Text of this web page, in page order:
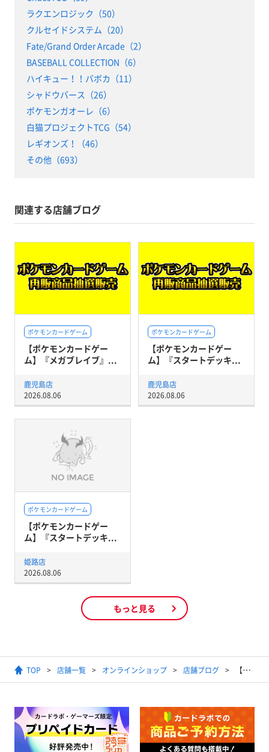
ラクエンロジック（50）
クルセイドシステム（20）
Fate/Grand Order Arcade（2）
BASEBALL COLLECTION（6）
ハイキュー！！バボカ（11）
シャドウバース（26）
ポケモンガオーレ（6）
白猫プロジェクトTCG（54）
レギオンズ！（46）
その他（693）
関連する店舗ブログ
ポケモンカードゲーム
【ポケモンカードゲー
ム】『メガブレイブ』...
鹿児島店
2026.08.06
ポケモンカードゲーム
【ポケモンカードゲー
ム】『スタートデッキ...
鹿児島店
2026.08.06
ポケモンカードゲーム
【ポケモンカードゲー
ム】『スタートデッキ...
姫路店
2026.08.06
もっと見る
TOP 店舗一覧 オンラインショップ 店舗ブログ 【ポケカ】サーナイトVMAXデッキ紹介【通販で買える】